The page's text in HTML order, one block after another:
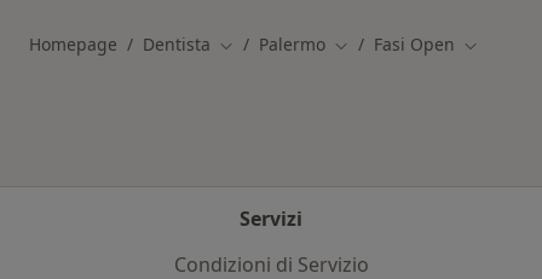
Homepage Dentista Cambia città
Palermo Cambia città
Fasi Open Cambia
Servizi
Condizioni di Servizio